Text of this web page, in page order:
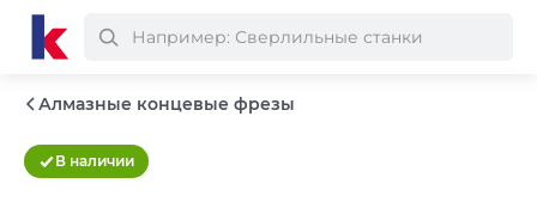
Алмазные концевые фрезы
В наличии